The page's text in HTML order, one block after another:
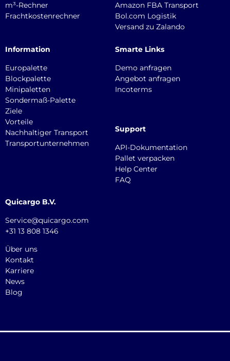
m³-Rechner
Frachtkostenrechner
Amazon FBA Transport
Bol.com Logistik
Versand zu Zalando
Information
Europalette
Blockpalette
Minipaletten
Sondermaß-Palette
Ziele
Vorteile
Nachhaltiger Transport
Transportunternehmen
Smarte Links
Demo anfragen
Angebot anfragen
Incoterms
Support
API-Dokumentation
Pallet verpacken
Help Center
FAQ
Quicargo B.V.
Service@quicargo.com
+31 13 808 1346
Über uns
Kontakt
Karriere
News
Blog